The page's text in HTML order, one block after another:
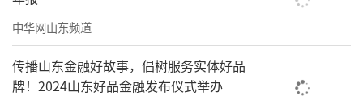
中华网山东频道
传播山东金融好故事，倡树服务实体好品
牌！2024山东好品金融发布仪式举办